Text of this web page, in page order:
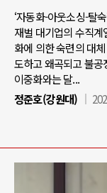
‘자동화-아웃소싱-탈
재벌 대기업의 수직
화에 의한 숙련의 대
도하고 왜곡되고 불
이중화와는 달...
정준호(강원대)